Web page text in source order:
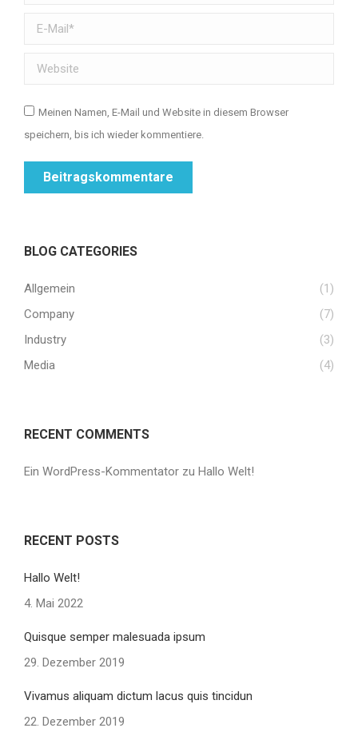
E-Mail *
Website
Meinen Namen, E-Mail und Website in diesem Browser
speichern, bis ich wieder kommentiere.
Beitragskommentare
BLOG CATEGORIES
Allgemein
(1)
Company
(7)
Industry
(3)
Media
(4)
RECENT COMMENTS
Ein WordPress-Kommentator zu Hallo Welt!
RECENT POSTS
Hallo Welt!
4. Mai 2022
Quisque semper malesuada ipsum
29. Dezember 2019
Vivamus aliquam dictum lacus quis tincidun
22. Dezember 2019